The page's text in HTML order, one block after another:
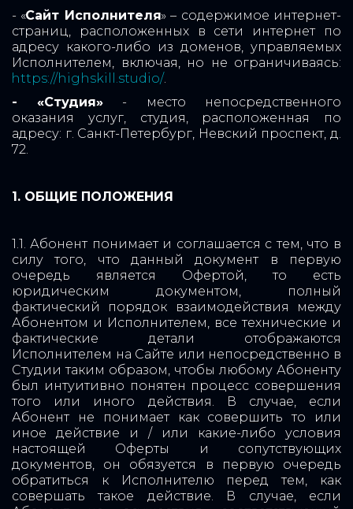
- «Сайт Исполнителя» – содержимое интернет-
страниц, расположенных в сети интернет по
адресу какого-либо из доменов, управляемых
Исполнителем, включая, но не ограничиваясь:
https://highskill.studio/.
- «Студия»- место непосредственного
оказания услуг, студия, расположенная по
адресу: г. Санкт-Петербург, Невский проспект, д.
72.
1. ОБЩИЕ ПОЛОЖЕНИЯ
1.1. Абонент понимает и соглашается с тем, что в
силу того, что данный документ в первую
очередь является Офертой, то есть
юридическим документом, полный
фактический порядок взаимодействия между
Абонентом и Исполнителем, все технические и
фактические детали отображаются
Исполнителем на Сайте или непосредственно в
Студии таким образом, чтобы любому Абоненту
был интуитивно понятен процесс совершения
того или иного действия. В случае, если
Абонент не понимает как совершить то или
иное действие и / или какие-либо условия
настоящей Оферты и сопутствующих
документов, он обязуется в первую очередь
обратиться к Исполнителю перед тем, как
совершать такое действие. В случае, если